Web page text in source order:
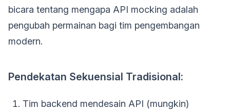
bicara tentang mengapa API mocking adalah
pengubah permainan bagi tim pengembangan
modern.
Pendekatan Sekuensial Tradisional:
Tim backend mendesain API (mungkin)